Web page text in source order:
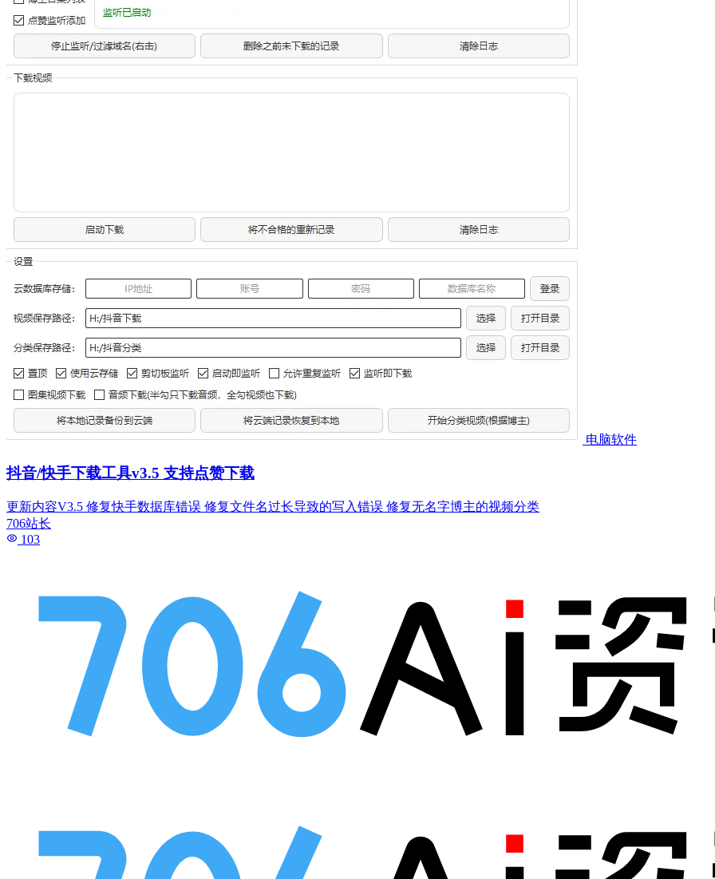
电脑软件
抖音/快手下载工具v3.5 支持点赞下载
更新内容V3.5 修复快手数据库错误 修复文件名过长导致的写入错误 修复无名字博主的视频分类
706站长
103